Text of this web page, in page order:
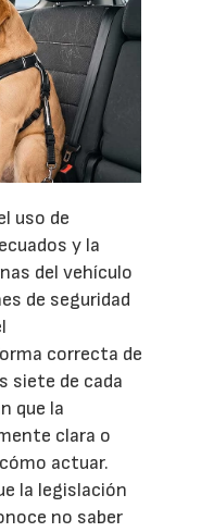
uso de
y la
del vehículo
de seguridad
correcta de
siete de cada
que la
clara o
actuar.
la legislación
no saber